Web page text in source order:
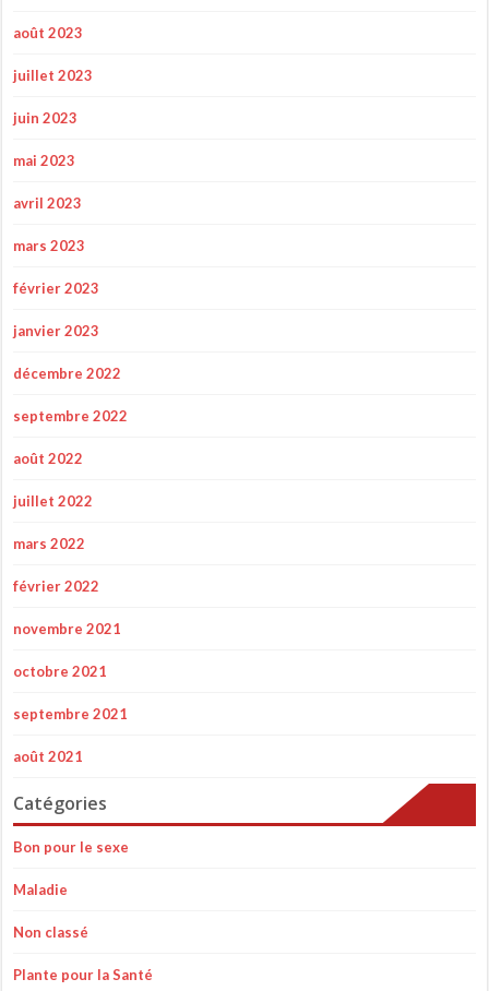
août 2023
juillet 2023
juin 2023
mai 2023
avril 2023
mars 2023
février 2023
janvier 2023
décembre 2022
septembre 2022
août 2022
juillet 2022
mars 2022
février 2022
novembre 2021
octobre 2021
septembre 2021
août 2021
Catégories
Bon pour le sexe
Maladie
Non classé
Plante pour la Santé